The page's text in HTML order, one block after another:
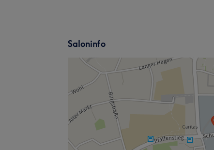
Saloninfo